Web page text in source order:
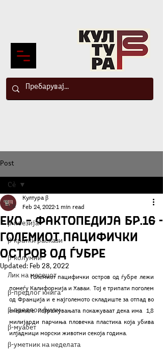
Post
Сè
β-поезија
β-кратки раскази
β-колумни
Лик на месецот
β-предлог книга
β-предлог филм
β-муабет
β-уметник на неделата
Сè
Еко – фактопедија бр.16 -
Големиот пацифички
остров од ѓубре
Култура β
Feb 24, 2022 1 min read
Updated: Feb 28, 2022
	Големиот пацифички остров од ѓубре лежи
помеѓу Калифорнија и Хаваи. Тој е трипати поголем
од Франција и е најголемото складиште за отпад во
океаните. Истражувањата покажуваат дека има  1,8
милијарди парчиња пловечка пластика која убива
илјадници морски животни секоја година.